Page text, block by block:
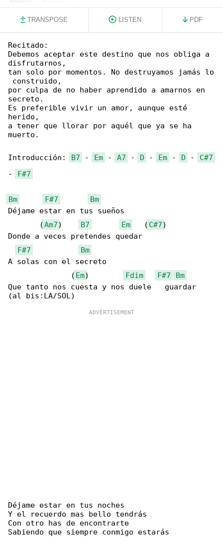
TRANSPOSE LISTEN PDF
Recitado:
Debemos aceptar este destino que nos obliga a
disfrutarnos,
tan solo por momentos. No destruyamos jamás lo
construido,
por culpa de no haber aprendido a amarnos en
secreto.
Es preferible vivir un amor, aunque esté
herido,
a tener que llorar por aquél que ya se ha
muerto.
Introducción: B7 - Em - A7 - D - Em - D -
C#7
-
F#7
Bm F#7
Bm
Déjame estar en tus sueños
       (
Am7) B7 Em
   (
C#7)
Donde a veces pretendes quedar
F#7
Bm
A solas con el secreto
              (
Em) Fdim F#7
Bm
Que tanto nos cuesta y nos duele   guardar
Déjame estar en tus noches
Y el recuerdo mas bello tendrás
Con otro has de encontrarte
Sabiendo que siempre conmigo estarás